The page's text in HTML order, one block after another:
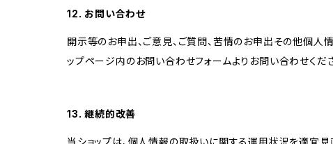
12. お問い合わせ
開示等のお申出、ご意見、ご質問、苦情のお申出その他個人
ップページ内のお問い合わせフォームよりお問い合わせくださ
13. 継続的改善
当ショップは、個人情報の取扱いに関する運用状況を適宜見